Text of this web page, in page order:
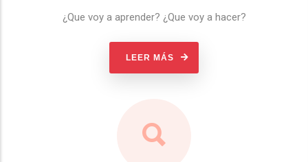
¿Que voy a aprender? ¿Que voy a hacer?
LEER MÁS